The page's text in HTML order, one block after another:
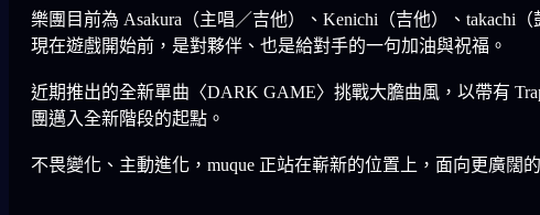
樂團目前為 Asakura（主唱／吉他）、Kenichi（吉他）、takachi
現在遊戲開始前，是對夥伴、也是給對手的一句加油與祝福。
近期推出的全新單曲〈DARK GAME〉挑戰大膽曲風，以帶有
團邁入全新階段的起點。
不畏變化、主動進化，muque 正站在嶄新的位置上，面向更廣闊